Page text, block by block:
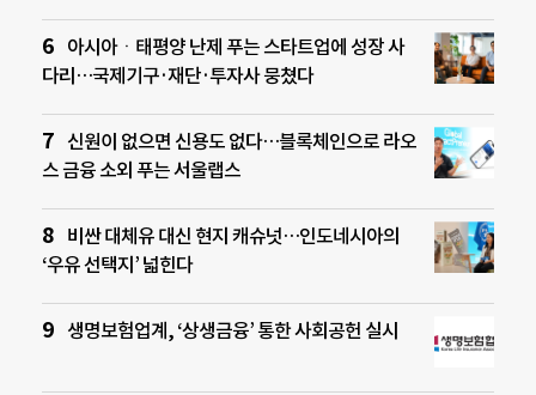
아시아ㆍ태평양 난제 푸는 스타트업에 성장 사
다리…국제기구·재단·투자사 뭉쳤다
신원이 없으면 신용도 없다…블록체인으로 라오
스 금융 소외 푸는 서울랩스
비싼 대체유 대신 현지 캐슈넛…인도네시아의
‘우유 선택지’ 넓힌다
생명보험업계, ‘상생금융’ 통한 사회공헌 실시